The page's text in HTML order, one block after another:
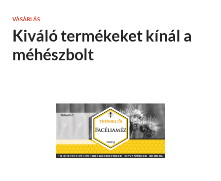
VÁSÁRLÁS
Kiváló termékeket kínál a
méhészbolt